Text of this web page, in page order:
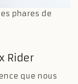
phares de
Rider
que nous